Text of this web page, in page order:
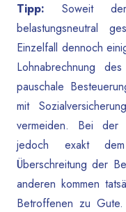
Tipp: Soweit
belastungsneutral
Einzelfall dennoch
Lohnabrechnung
pauschale
mit
vermeiden. Bei der
jedoch exakt
Überschreitung der
anderen kommen
Betroffenen zu